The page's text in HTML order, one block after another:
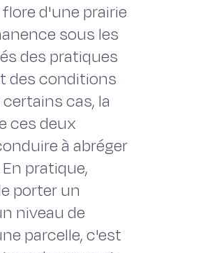
d'une prairie
sous les
des pratiques
des conditions
cas, la
ces deux
à abréger
pratique,
porter un
niveau de
parcelle, c'est